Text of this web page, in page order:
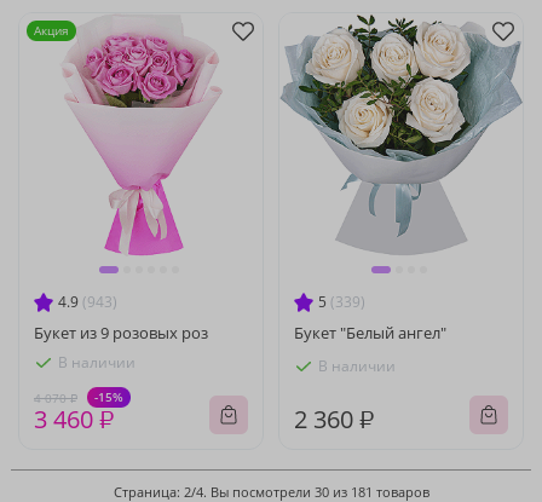
4.9 (943)
Букет из 9 розовых роз
В наличии
4 070 ₽ -15%
3 460 ₽
Акция
5 (339)
Букет "Белый ангел"
В наличии
2 360 ₽
Страница: 2/4. Вы посмотрели 30 из 181 товаров